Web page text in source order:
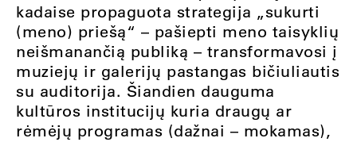
kadaise propaguota strategija „sukurti
(meno) priešą“ – pašiepti meno taisyklių
neišmanančią publiką – transformavosi į
muziejų ir galerijų pastangas bičiuliautis
su auditorija. Šiandien dauguma
kultūros institucijų kuria draugų ar
rėmėjų programas (dažnai – mokamas),